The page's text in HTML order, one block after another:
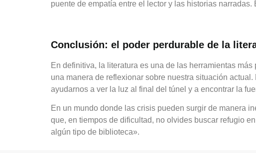
puente de empatía entre el lector y las historias
Conclusión: el poder perdurable de la
En definitiva, la literatura es una de las herramientas
una manera de reflexionar sobre nuestra situación
ayudarnos a ver la luz al final del túnel y a encontrar la
En un mundo donde las crisis pueden surgir de manera
que, en tiempos de dificultad, no olvides buscar refugio
algún tipo de biblioteca».